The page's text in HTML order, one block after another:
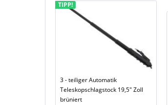
TIPP!
3 - teiliger Automatik
Teleskopschlagstock 19,5" Zoll
brüniert